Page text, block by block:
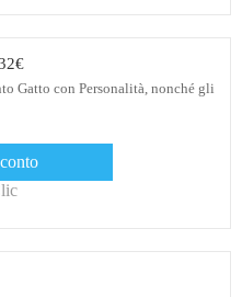
Gatto con Personalità, nonché gli